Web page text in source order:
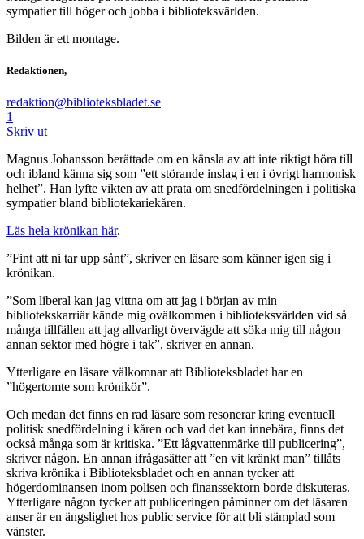
sympatier till höger och jobba i biblioteksvärlden.
Bilden är ett montage.
Redaktionen,
redaktion@biblioteksbladet.se
1
Skriv ut
Magnus Johansson berättade om en känsla av att inte riktigt höra till
och ibland känna sig som ”ett störande inslag i en i övrigt harmonisk
helhet”. Han lyfte vikten av att prata om snedfördelningen i politiska
sympatier bland bibliotekariekåren.
Läs hela krönikan här.
”Fint att ni tar upp sånt”, skriver en läsare som känner igen sig i
krönikan.
”Som liberal kan jag vittna om att jag i början av min
bibliotekskarriär kände mig ovälkommen i biblioteksvärlden vid så
många tillfällen att jag allvarligt övervägde att söka mig till någon
annan sektor med högre i tak”, skriver en annan.
Ytterligare en läsare välkomnar att Biblioteksbladet har en
”högertomte som krönikör”.
Och medan det finns en rad läsare som resonerar kring eventuell
politisk snedfördelning i kåren och vad det kan innebära, finns det
också många som är kritiska. ”Ett lågvattenmärke till publicering”,
skriver någon. En annan ifrågasätter att ”en vit kränkt man” tillåts
skriva krönika i Biblioteksbladet och en annan tycker att
högerdominansen inom polisen och finanssektorn borde diskuteras.
Ytterligare någon tycker att publiceringen påminner om det läsaren
anser är en ängslighet hos public service för att bli stämplad som
vänster.